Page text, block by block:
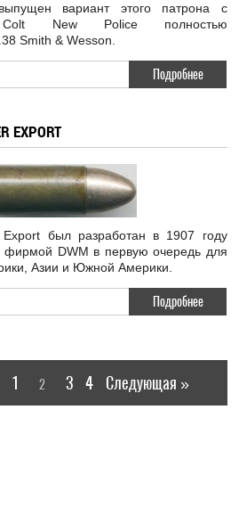
вариант этого патрона с
New Police полностью
Smith & Wesson.
Подробнее
EXPORT
был разработан в 1907 году
фирмой DWM в первую очередь для
Азии и Южной Америки.
Подробнее
1 2 3 4 Следующая »